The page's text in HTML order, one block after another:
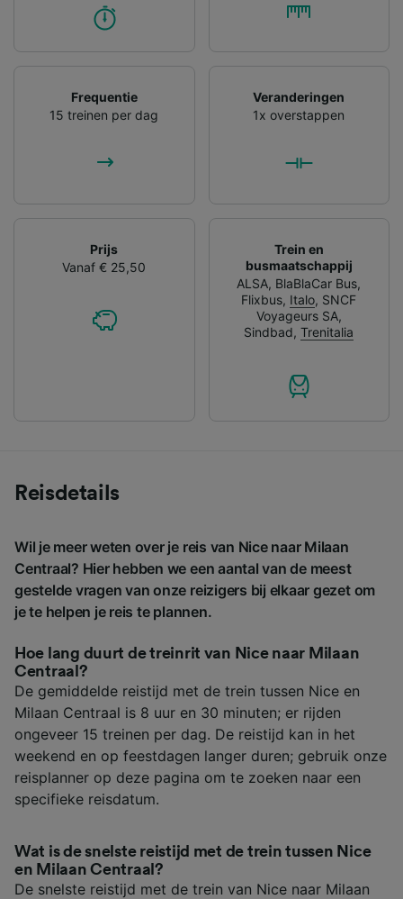
Frequentie
15 treinen per dag
Veranderingen
1x overstappen
Prijs
Vanaf € 25,50
Trein en
busmaatschappij
ALSA, BlaBlaCar Bus,
Flixbus, Italo, SNCF
Voyageurs SA,
Sindbad,Trenitalia
Reisdetails
Wil je meer weten over je reis van Nice naar Milaan
Centraal? Hier hebben we een aantal van de meest
gestelde vragen van onze reizigers bij elkaar gezet om
je te helpen je reis te plannen.
Hoe lang duurt de treinrit van Nice naar Milaan
Centraal?
De gemiddelde reistijd met de trein tussen Nice en
Milaan Centraal is 8 uur en 30 minuten; er rijden
ongeveer 15 treinen per dag. De reistijd kan in het
weekend en op feestdagen langer duren; gebruik onze
reisplanner op deze pagina om te zoeken naar een
specifieke reisdatum.
Wat is de snelste reistijd met de trein tussen Nice
en Milaan Centraal?
De snelste reistijd met de trein van Nice naar Milaan